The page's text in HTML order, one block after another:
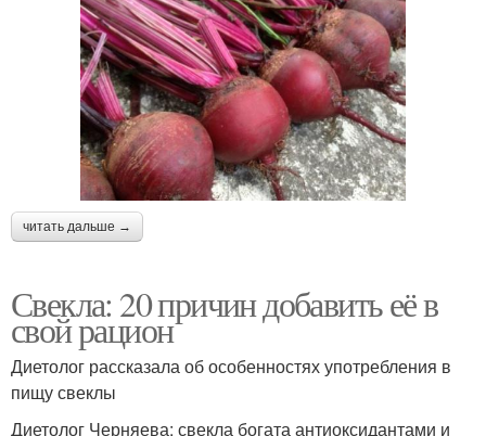
читать дальше →
Свекла: 20 причин добавить её в
свой рацион
Диетолог рассказала об особенностях употребления в
пищу свеклы
Диетолог Черняева: свекла богата антиоксидантами и